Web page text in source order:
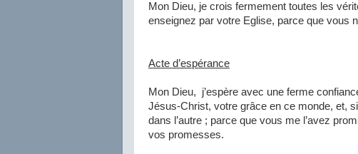
Mon Dieu, je crois fermement toutes les
enseignez par votre Eglise, parce que vous
Acte d’espérance
Mon Dieu,
j’espère avec une ferme
Jésus-Christ, votre grâce en ce monde, et,
dans l’autre ; parce que vous me l’avez
vos promesses.